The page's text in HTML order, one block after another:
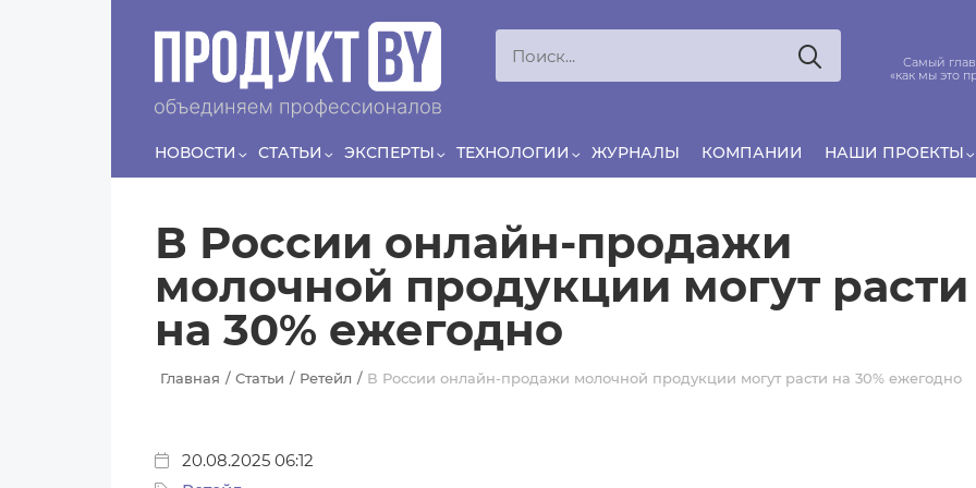
СергейЛЯШКО
Если у нас есть беспривязь, все животные
чипированы и есть программа-планировщик, на
проведение…
Принято считать, что еда — источник удовольствия,
вокруг…
Самый
«как мы это
НОВОСТИ СТАТЬИ ЭКСПЕРТЫ ТЕХНОЛОГИИ ЖУРНАЛЫ КОМПАНИИ НАШИ ПРОЕКТЫ
В России онлайн-продажи
молочной продукции могут расти
на 30% ежегодно
Главная Статьи Ретейл В России онлайн-продажи молочной продукции могут расти на 30% ежегодно
20.08.2025 06:12